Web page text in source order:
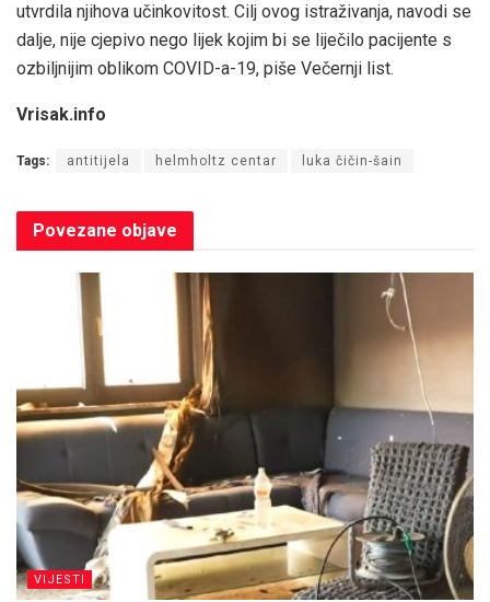
utvrdila njihova učinkovitost. Cilj ovog istraživanja, navodi se
dalje, nije cjepivo nego lijek kojim bi se liječilo pacijente s
ozbiljnijim oblikom COVID-a-19, piše Večernji list.
Vrisak.info
Tags: antitijela helmholtz centar luka čičin-šain
Povezane objave
VIJESTI